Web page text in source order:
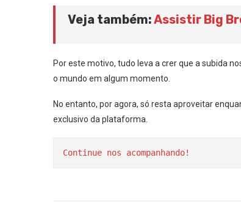
Veja também:Assistir Big
Por este motivo, tudo leva a crer que a subida
o mundo em algum momento.
No entanto, por agora, só resta aproveitar
exclusivo da plataforma.
Continue nos acompanhando!